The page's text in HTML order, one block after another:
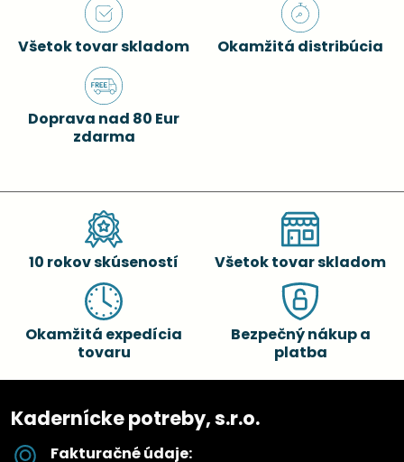
Všetok tovar skladom Okamžitá distribúcia
Doprava nad 80 Eur
zdarma
10 rokov skúseností Všetok tovar skladom
Okamžitá expedícia
tovaru
Bezpečný nákup a
platba
Kadernícke potreby, s.r.o.
Fakturačné údaje: